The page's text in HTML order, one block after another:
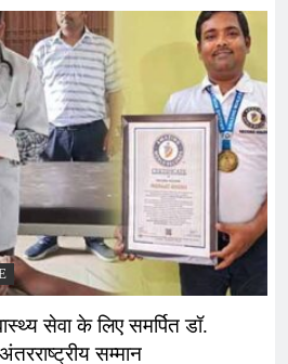
सेवा के लिए समर्पित डॉ.
सम्मान